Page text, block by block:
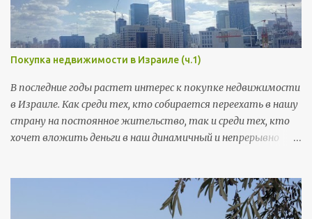
Покупка недвижимости в Израиле (ч.1)
В последние годы растет интерес к покупке недвижимости
в Израиле. Как среди тех, кто собирается переехать в нашу
страну на постоянное жительство, так и среди тех, кто
хочет вложить деньги в наш динамичный и непрерывно
обратиться в всемирно известную фирму «RE/MAX».